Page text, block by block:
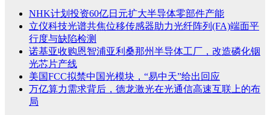
NHK计划投资60亿日元扩大半导体零部件产能
立仪科技光谱共焦位移传感器助力光纤阵列(FA)端面平
行度与缺陷检测
诺基亚收购恩智浦亚利桑那州半导体工厂，改造磷化铟
光芯片产线
美国FCC拟禁中国光模块，“易中天”给出回应
万亿算力需求背后，德龙激光在光通信高速互联上的布
局